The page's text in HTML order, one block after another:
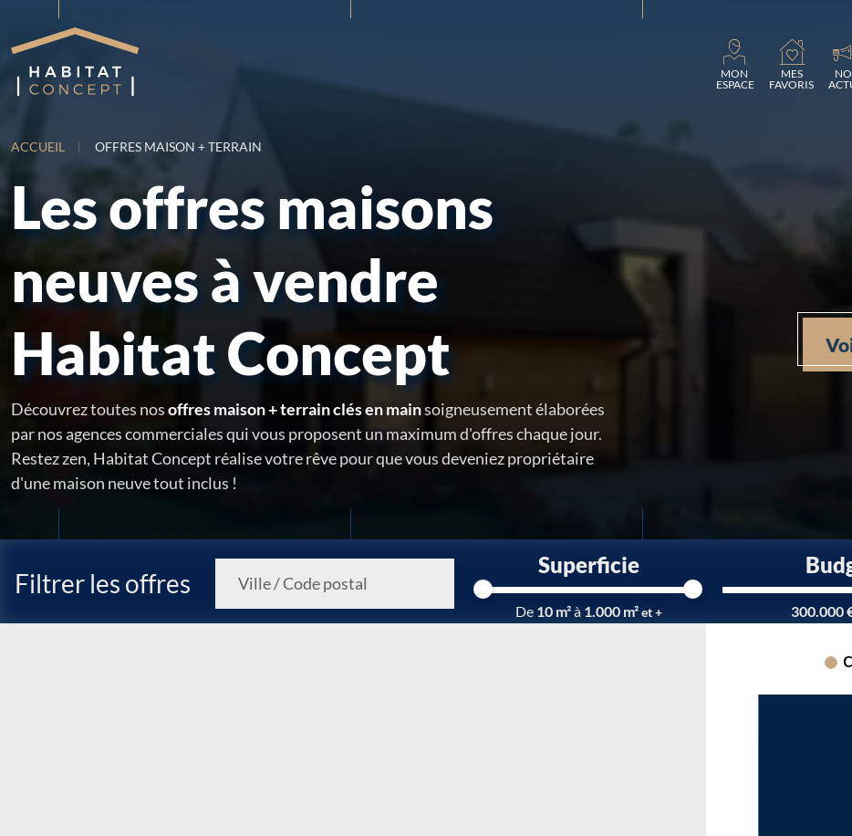
MON
ESPACE
Chargement...
MES
FAVORIS
ACCUEIL OFFRES MAISON + TERRAIN
Les offres maisons
neuves à vendre
Habitat Concept
Découvrez toutes nosoffres maison + terrain clés en mainsoigneusement élaborées
par nos agences commerciales qui vous proposent un maximum d'offres chaque jour.
Restez zen, Habitat Concept réalise votre rêve pour que vous deveniez propriétaire
d'une maison neuve tout inclus !
Filtrer les offres
Superficie
De 10 m²à 1.000 m²et + 300.000